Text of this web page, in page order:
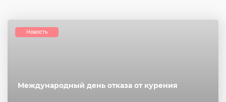
Международный день отказа от курения
Новость